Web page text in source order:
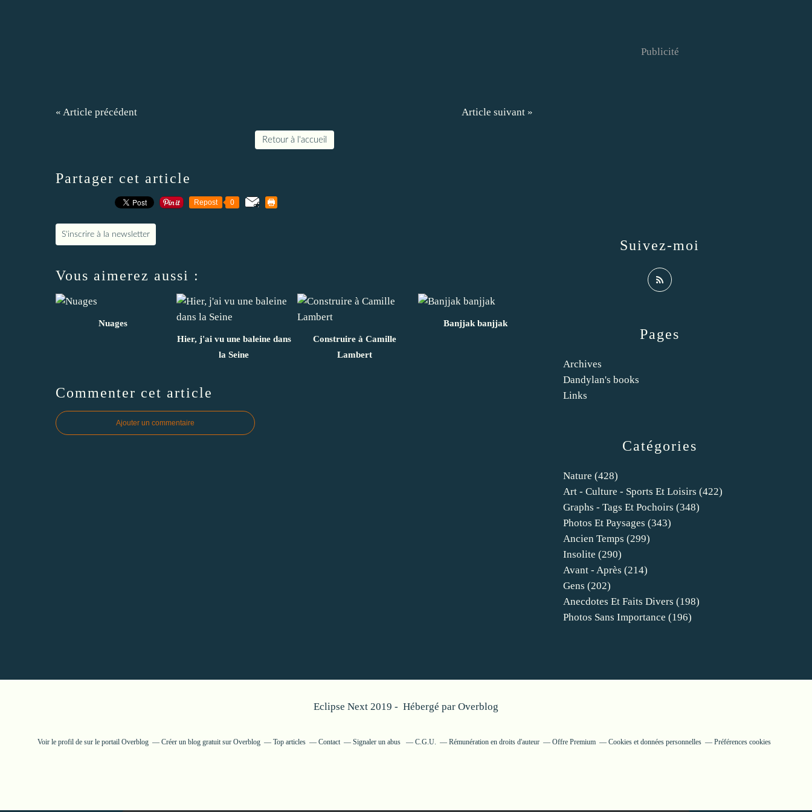
« Article précédent Article suivant »
Retour à l'accueil
Partager cet article
Repost 0
S'inscrire à la newsletter
Vous aimerez aussi :
Nuages
Hier, j'ai vu une baleine dans
la Seine
Construire à Camille
Lambert
Banjjak banjjak
Commenter cet article
Ajouter un commentaire
Catégories
Nature (428)
Art - Culture - Sports Et Loisirs (422)
Graphs - Tags Et Pochoirs (348)
Photos Et Paysages (343)
Ancien Temps (299)
Insolite (290)
Avant - Après (214)
Gens (202)
Anecdotes Et Faits Divers (198)
Photos Sans Importance (196)
Pages
Archives
Dandylan's books
Links
Suivez-moi
Publicité
Eclipse Next 2019 - Hébergé par Overblog
Voir le profil de sur le portail Overblog Créer un blog gratuit sur Overblog Top articles Contact Signaler un abus C.G.U. Rémunération en droits d'auteur Offre Premium Cookies et données personnelles Préférences cookies